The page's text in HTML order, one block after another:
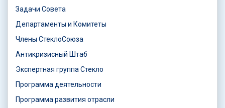
Задачи Совета
Департаменты и Комитеты
Члены СтеклоСоюза
Антикризисный Штаб
Экспертная группа Стекло
Программа деятельности
Программа развития отрасли